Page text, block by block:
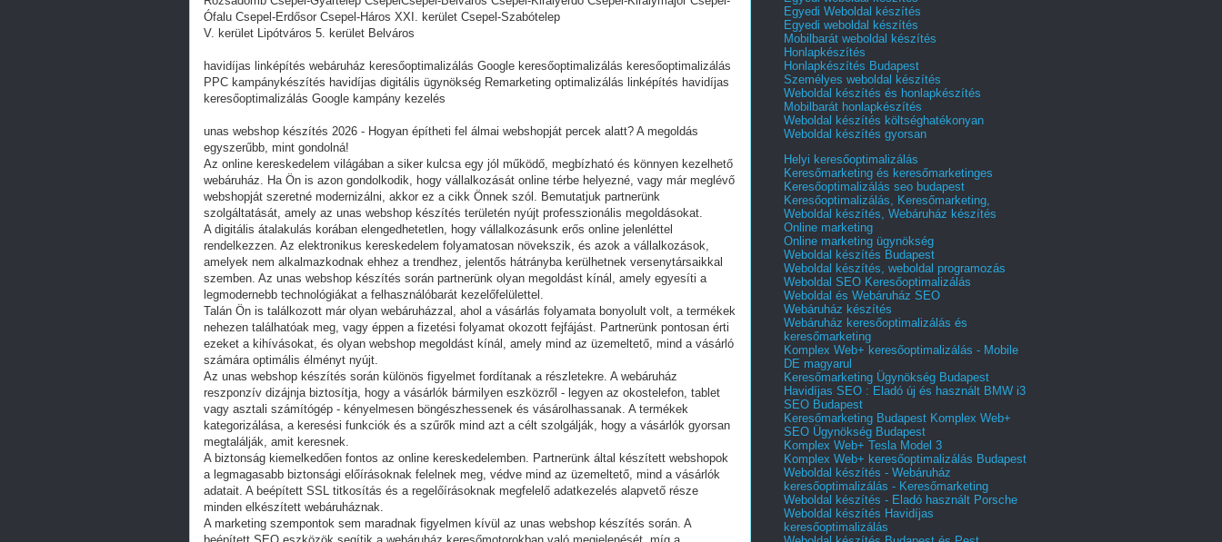
Ófalu Csepel-Erdősor Csepel-Háros XXI. kerület Csepel-Szabótelep
V. kerület Lipótváros 5. kerület Belváros
havidíjas linképítés webáruház keresőoptimalizálás Google keresőoptimalizálás keresőoptimalizálás
PPC kampánykészítés havidíjas digitális ügynökség Remarketing optimalizálás linképítés havidíjas
keresőoptimalizálás Google kampány kezelés
unas webshop készítés 2026 - Hogyan építheti fel álmai webshopját percek alatt? A megoldás
egyszerűbb, mint gondolná!
Az online kereskedelem világában a siker kulcsa egy jól működő, megbízható és könnyen kezelhető
webáruház. Ha Ön is azon gondolkodik, hogy vállalkozását online térbe helyezné, vagy már meglévő
webshopját szeretné modernizálni, akkor ez a cikk Önnek szól. Bemutatjuk partnerünk
szolgáltatását, amely az unas webshop készítés területén nyújt professzionális megoldásokat.
A digitális átalakulás korában elengedhetetlen, hogy vállalkozásunk erős online jelenléttel
rendelkezzen. Az elektronikus kereskedelem folyamatosan növekszik, és azok a vállalkozások,
amelyek nem alkalmazkodnak ehhez a trendhez, jelentős hátrányba kerülhetnek versenytársaikkal
szemben. Az unas webshop készítés során partnerünk olyan megoldást kínál, amely egyesíti a
legmodernebb technológiákat a felhasználóbarát kezelőfelülettel.
Talán Ön is találkozott már olyan webáruházzal, ahol a vásárlás folyamata bonyolult volt, a termékek
nehezen találhatóak meg, vagy éppen a fizetési folyamat okozott fejfájást. Partnerünk pontosan érti
ezeket a kihívásokat, és olyan webshop megoldást kínál, amely mind az üzemeltető, mind a vásárló
számára optimális élményt nyújt.
Az unas webshop készítés során különös figyelmet fordítanak a részletekre. A webáruház
reszponzív dizájnja biztosítja, hogy a vásárlók bármilyen eszközről - legyen az okostelefon, tablet
vagy asztali számítógép - kényelmesen böngészhessenek és vásárolhassanak. A termékek
kategorizálása, a keresési funkciók és a szűrők mind azt a célt szolgálják, hogy a vásárlók gyorsan
megtalálják, amit keresnek.
A biztonság kiemelkedően fontos az online kereskedelemben. Partnerünk által készített webshopok
a legmagasabb biztonsági előírásoknak felelnek meg, védve mind az üzemeltető, mind a vásárlók
adatait. A beépített SSL titkosítás és a regelőírásoknak megfelelő adatkezelés alapvető része
minden elkészített webáruháznak.
A marketing szempontok sem maradnak figyelmen kívül az unas webshop készítés során. A
Egyedi Weboldal készítés
Egyedi weboldal készítés
Mobilbarát weboldal készítés
Honlapkészítés
Honlapkészítés Budapest
Személyes weboldal készítés
Weboldal készítés és honlapkészítés
Mobilbarát honlapkészítés
Weboldal készítés költséghatékonyan
Weboldal készítés gyorsan
Helyi keresőoptimalizálás
Keresőmarketing és keresőmarketinges
Keresőoptimalizálás seo budapest
Keresőoptimalizálás, Keresőmarketing,
Weboldal készítés, Webáruház készítés
Online marketing
Online marketing ügynökség
Weboldal készítés Budapest
Weboldal készítés, weboldal programozás
Weboldal SEO Keresőoptimalizálás
Weboldal és Webáruház SEO
Webáruház készítés
Webáruház keresőoptimalizálás és
keresőmarketing
Komplex Web+ keresőoptimalizálás - Mobile
DE magyarul
Keresőmarketing Ügynökség Budapest
Havidíjas SEO : Eladó új és használt BMW i3
SEO Budapest
Keresőmarketing Budapest Komplex Web+
SEO Ügynökség Budapest
Komplex Web+ Tesla Model 3
Komplex Web+ keresőoptimalizálás Budapest
Weboldal készítés - Webáruház
keresőoptimalizálás - Keresőmarketing
Weboldal készítés - Eladó használt Porsche
Weboldal készítés Havidíjas
keresőoptimalizálás